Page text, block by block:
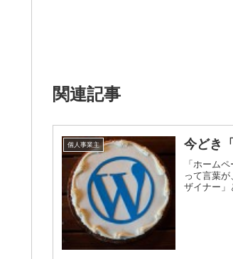
関連記事
個人事業主 今どき
「ホーム
って言葉
ザイナー」